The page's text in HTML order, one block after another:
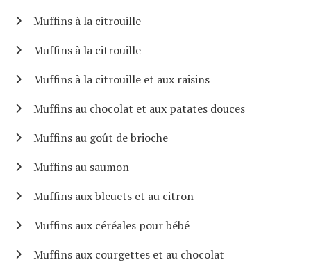
Muffins à la citrouille
Muffins à la citrouille
Muffins à la citrouille et aux raisins
Muffins au chocolat et aux patates douces
Muffins au goût de brioche
Muffins au saumon
Muffins aux bleuets et au citron
Muffins aux céréales pour bébé
Muffins aux courgettes et au chocolat